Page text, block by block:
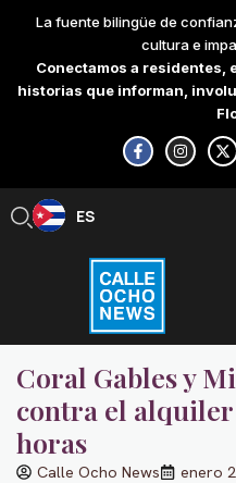
content
La fuente bilingüe de
cultura e
Conectamos a residentes,
historias que informan,
F
a
c
e
-
f
I
n
s
t
X
-
t
w
ES
EN
Coral Gables y
contra el
horas
Calle Ocho News enero